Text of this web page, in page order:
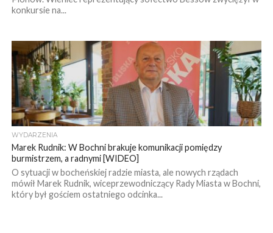
konkursie na...
WYDARZENIA
Marek Rudnik: W Bochni brakuje komunikacji pomiędzy
burmistrzem, a radnymi [WIDEO]
O sytuacji w bocheńskiej radzie miasta, ale nowych rządach
mówił Marek Rudnik, wiceprzewodniczący Rady Miasta w Bochni,
który był gościem ostatniego odcinka...